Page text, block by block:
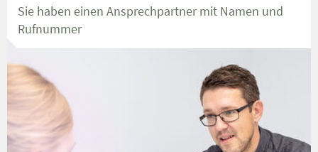
Sie haben einen Ansprechpartner mit Namen und
Rufnummer